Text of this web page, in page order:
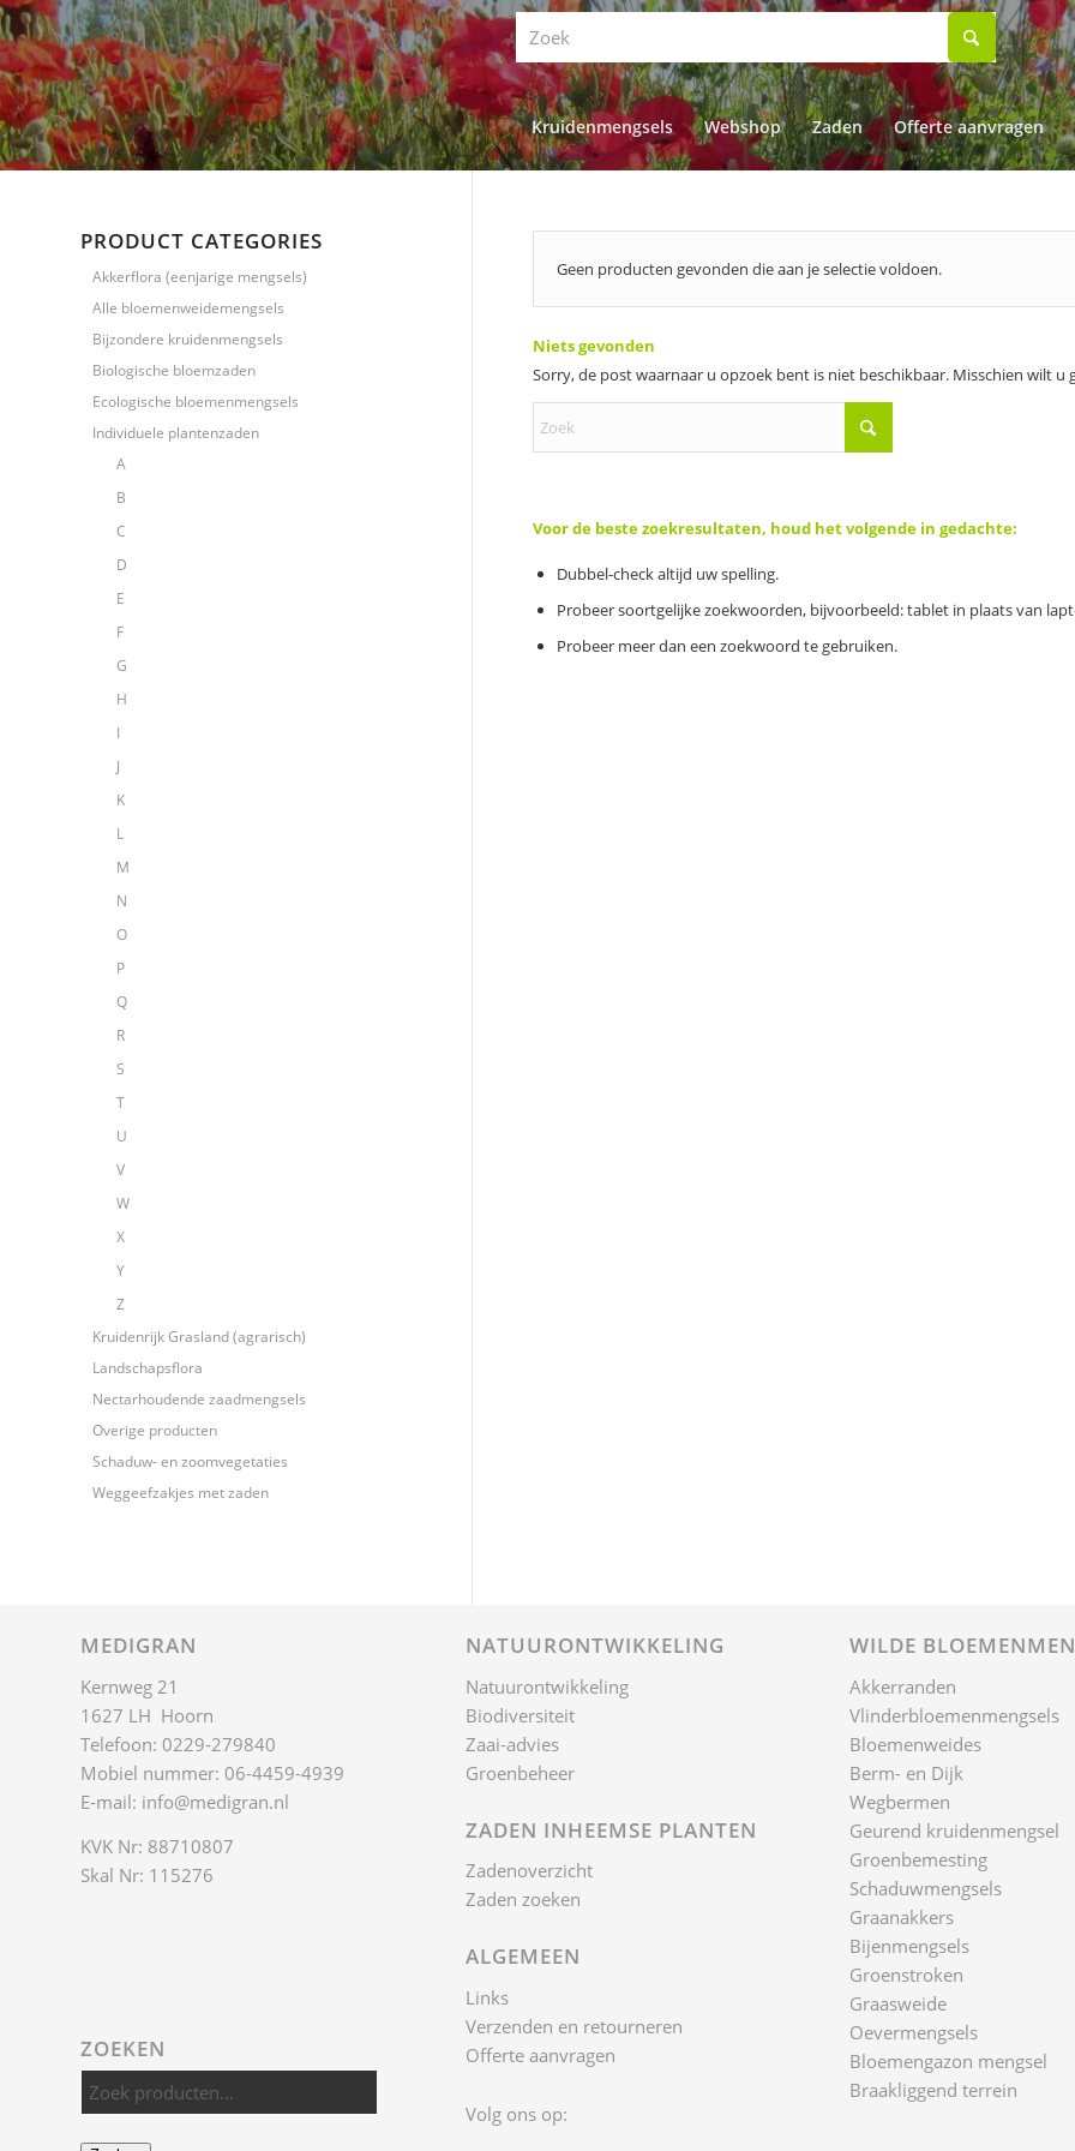
Kruidenmengsels Webshop Zaden Offerte aanvragen
Geen producten gevonden die aan je selectie voldoen.
Niets gevonden
Sorry, de post waarnaar u opzoek bent is niet beschikbaar. Misschien wilt u
Voor de beste zoekresultaten, houd het volgende in gedachte:
Dubbel-check altijd uw spelling.
Probeer soortgelijke zoekwoorden, bijvoorbeeld: tablet in plaats van
Probeer meer dan een zoekwoord te gebruiken.
PRODUCT CATEGORIES
Akkerflora (eenjarige mengsels)
Alle bloemenweidemengsels
Bijzondere kruidenmengsels
Biologische bloemzaden
Ecologische bloemenmengsels
Individuele plantenzaden
A
B
C
D
E
F
G
H
I
J
K
L
M
N
O
P
Q
R
S
T
U
V
W
X
Y
Z
Kruidenrijk Grasland (agrarisch)
Landschapsflora
Nectarhoudende zaadmengsels
Overige producten
Schaduw- en zoomvegetaties
Weggeefzakjes met zaden
MEDIGRAN
Kernweg 21
1627 LH Hoorn
Telefoon: 0229-279840
Mobiel nummer: 06-4459-4939
E-mail: info@medigran.nl
KVK Nr: 88710807
Skal Nr: 115276
ZOEKEN
NATUURONTWIKKELING
Natuurontwikkeling
Biodiversiteit
Zaai-advies
Groenbeheer
ZADEN INHEEMSE PLANTEN
Zadenoverzicht
Zaden zoeken
ALGEMEEN
Links
Verzenden en retourneren
Offerte aanvragen
Volg ons op:
WILDE
Akkerranden
Vlinderbloemenmengsels
Bloemenweides
Berm- en Dijk
Wegbermen
Geurend kruidenmengsel
Groenbemesting
Schaduwmengsels
Graanakkers
Bijenmengsels
Groenstroken
Graasweide
Oevermengsels
Bloemengazon mengsel
Braakliggend terrein